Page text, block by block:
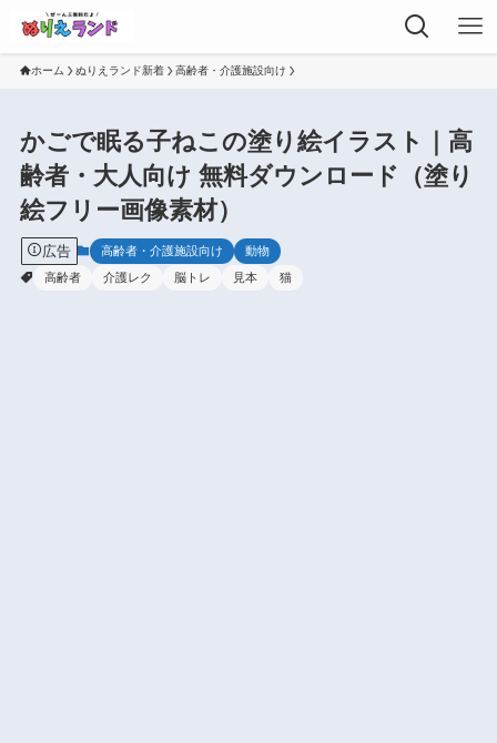
ホーム ぬりえランド新着 高齢者・介護施設向け
かごで眠る子ねこの塗り絵イラスト｜高
齢者・大人向け 無料ダウンロード（塗り
絵フリー画像素材）
広告 高齢者・介護施設向け
動物
高齢者
介護レク 脳トレ 見本 猫